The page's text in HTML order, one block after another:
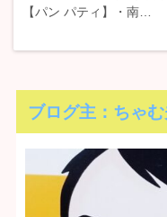
【パン パティ】・南…
ブログ主：ちゃ